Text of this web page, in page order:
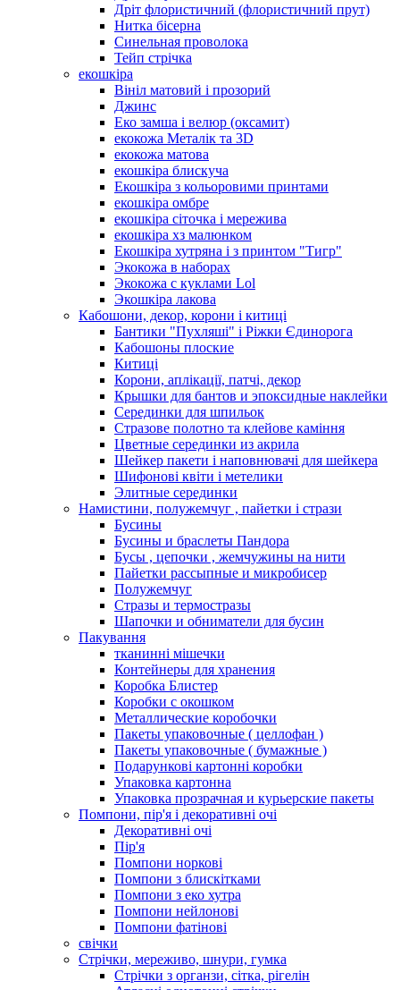
Дріт флористичний (флористичний прут)
Нитка бісерна
Синельная проволока
Тейп стрічка
екошкіра
Вініл матовий і прозорий
Джинс
Еко замша і велюр (оксамит)
екокожа Металік та 3D
екокожа матова
екошкіра блискуча
Екошкіра з кольоровими принтами
екошкіра омбре
екошкіра сіточка і мережива
екошкіра хз малюнком
Екошкіра хутряна і з принтом "Тигр"
Экокожа в наборах
Экокожа с куклами Lol
Экошкiра лакова
Кабошони, декор, корони і китиці
Бантики "Пухляші" і Ріжки Єдинорога
Кабошоны плоские
Китиці
Корони, аплікації, патчі, декор
Крышки для бантов и эпоксидные наклейки
Серединки для шпильок
Стразове полотно та клейове каміння
Цветные серединки из акрила
Шейкер пакети і наповнювачі для шейкера
Шифонові квіти і метелики
Элитные серединки
Намистини, полужемчуг , пайетки і стрази
Бусины
Бусины и браслеты Пандора
Бусы , цепочки , жемчужины на нити
Пайетки рассыпные и микробисер
Полужемчуг
Стразы и термостразы
Шапочки и обниматели для бусин
Пакування
тканинні мішечки
Контейнеры для хранения
Коробка Блистер
Коробки с окошком
Металлические коробочки
Пакеты упаковочные ( целлофан )
Пакеты упаковочные ( бумажные )
Подарункові картонні коробки
Упаковка картонна
Упаковка прозрачная и курьерские пакеты
Помпони, пір'я і декоративні очі
Декоративні очі
Пір'я
Помпони норкові
Помпони з блискітками
Помпони з еко хутра
Помпони нейлонові
Помпони фатінові
свічки
Стрічки, мереживо, шнури, гумка
Стрічки з органзи, сітка, рігелін